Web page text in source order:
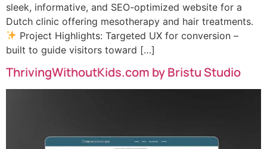
sleek, informative, and SEO-optimized website for a
Dutch clinic offering mesotherapy and hair treatments.
Project Highlights: Targeted UX for conversion –
built to guide visitors toward […]
ThrivingWithoutKids.com by Bristu Studio